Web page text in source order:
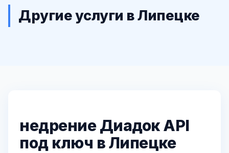
Другие услуги в Липецке
недрение Диадок API
под ключ в Липецке